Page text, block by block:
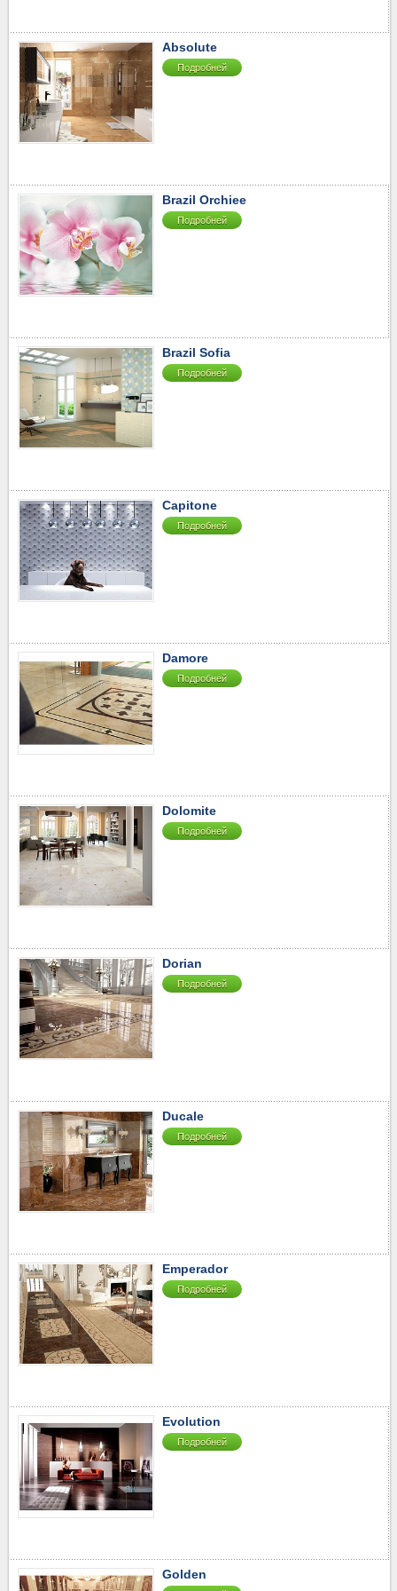
50-60
▼
60-70
70-80
80-90
90-100
100-110
120-130
▼
130-2510
Absolute
Подробней
Brazil Orchiee
Подробней
Brazil Sofia
Подробней
Capitone
Подробней
Damore
Подробней
Dolomite
Подробней
Dorian
Подробней
Ducale
Подробней
Emperador
Подробней
Evolution
Подробней
Golden